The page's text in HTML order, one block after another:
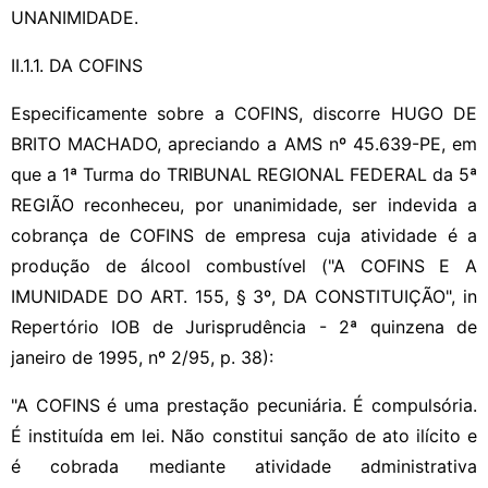
UNANIMIDADE.
II.1.1. DA COFINS
Especificamente sobre a COFINS, discorre HUGO DE
BRITO MACHADO, apreciando a AMS nº 45.639-PE, em
que a 1ª Turma do TRIBUNAL REGIONAL FEDERAL da 5ª
REGIÃO reconheceu, por unanimidade, ser indevida a
cobrança de COFINS de empresa cuja atividade é a
produção de álcool combustível ("A COFINS E A
IMUNIDADE DO ART. 155, § 3º, DA CONSTITUIÇÃO", in
Repertório IOB de Jurisprudência - 2ª quinzena de
janeiro de 1995, nº 2/95, p. 38):
"A COFINS é uma prestação pecuniária. É compulsória.
É instituída em lei. Não constitui sanção de ato ilícito e
é cobrada mediante atividade administrativa